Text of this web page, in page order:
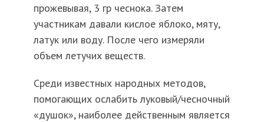
прожевывая, 3 гр чеснока. Затем
участникам давали кислое яблоко, мяту,
латук или воду. После чего измеряли
объем летучих веществ.
Среди известных народных методов,
помогающих ослабить луковый/чесночный
«душок», наиболее действенным является